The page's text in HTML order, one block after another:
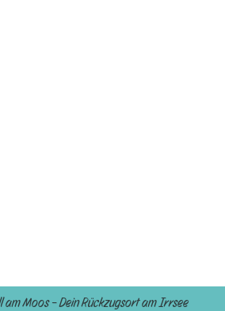
am Moos – Dein Rückzugsort am Irrsee